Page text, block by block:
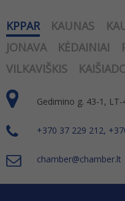
KPPAR KAUNAS
JONAVA
KĖDAINIAI
VILKAVIŠKIS
Gedimino g. 43-1,
+370 37 229 212,
chamber@chamber.lt